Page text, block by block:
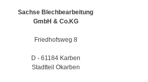
Sachse Blechbearbeitung
GmbH & Co.KG
Friedhofsweg 8
D - 61184 Karben
Stadtteil Okarben